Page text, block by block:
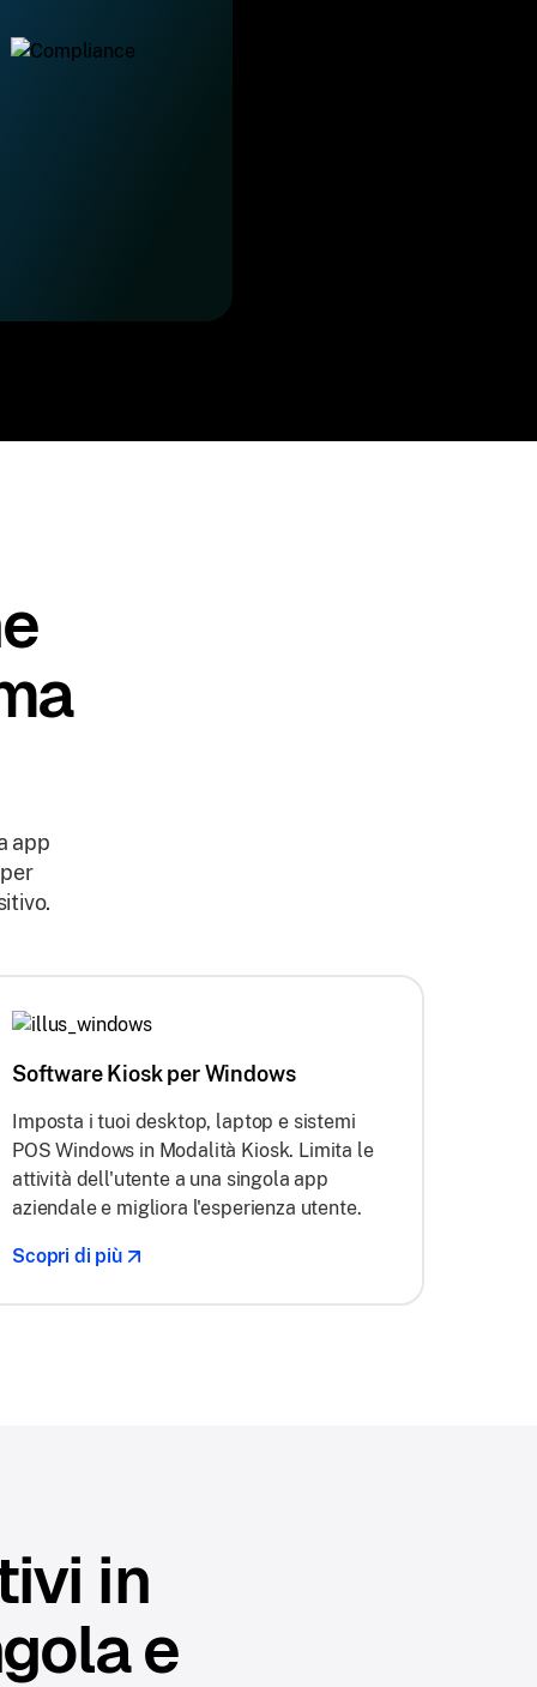
app
Software Kiosk per Windows
Imposta i tuoi desktop, laptop e sistemi
POS Windows in Modalità Kiosk. Limita le
attività dell'utente a una singola app
aziendale e migliora l'esperienza utente.
Scopri di più
in
e